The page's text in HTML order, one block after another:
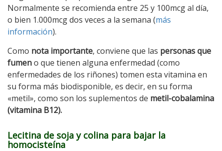
Normalmente se recomienda entre 25 y 100mcg al día,
o bien 1.000mcg dos veces a la semana (más
información).
Como nota importante, conviene que las personas que
fumeno que tienen alguna enfermedad (como
enfermedades de los riñones) tomen esta vitamina en
su forma más biodisponible, es decir, en su forma
«metil», como son los suplementos de metil-cobalamina
(vitamina B12).
Lecitina de soja y colina para bajar la
homocisteína